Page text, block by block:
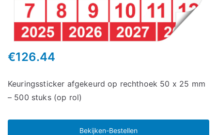
€126.44
Keuringssticker afgekeurd op rechthoek 50 x 25 mm
– 500 stuks (op rol)
Bekijken-Bestellen